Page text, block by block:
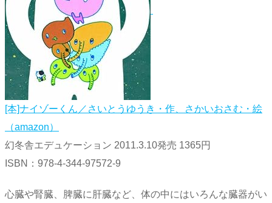
[本]ナイゾーくん／さいとうゆうき・作、さかいおさむ・絵
（amazon）
幻冬舎エデュケーション 2011.3.10発売 1365円
ISBN：978-4-344-97572-9
心臓や腎臓、脾臓に肝臓など、体の中にはいろんな臓器がい